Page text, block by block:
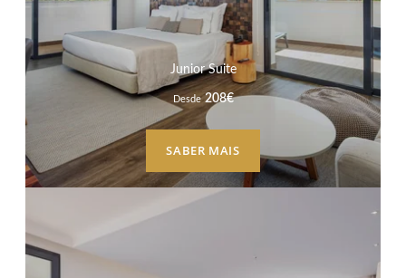
Junior Suite
Desde 208€
SABER MAIS